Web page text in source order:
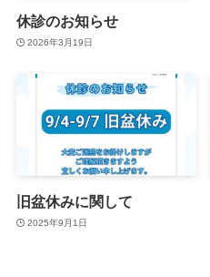
休診のお知らせ
2026年3月19日
旧盆休みに関して
2025年9月1日